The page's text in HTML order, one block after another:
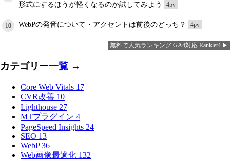
形式にするほうが軽くなるのか試してみよう
4pv
10 WebPの発音について・アクセントは前後のどっち？ 4pv
無料で人気ランキング GA4対応 Ranklet4
カテゴリー一覧 →
Core Web Vitals 17
CVR改善 10
Lighthouse 27
MTプラグイン 4
PageSpeed Insights 24
SEO 13
WebP36
Web画像最適化 132